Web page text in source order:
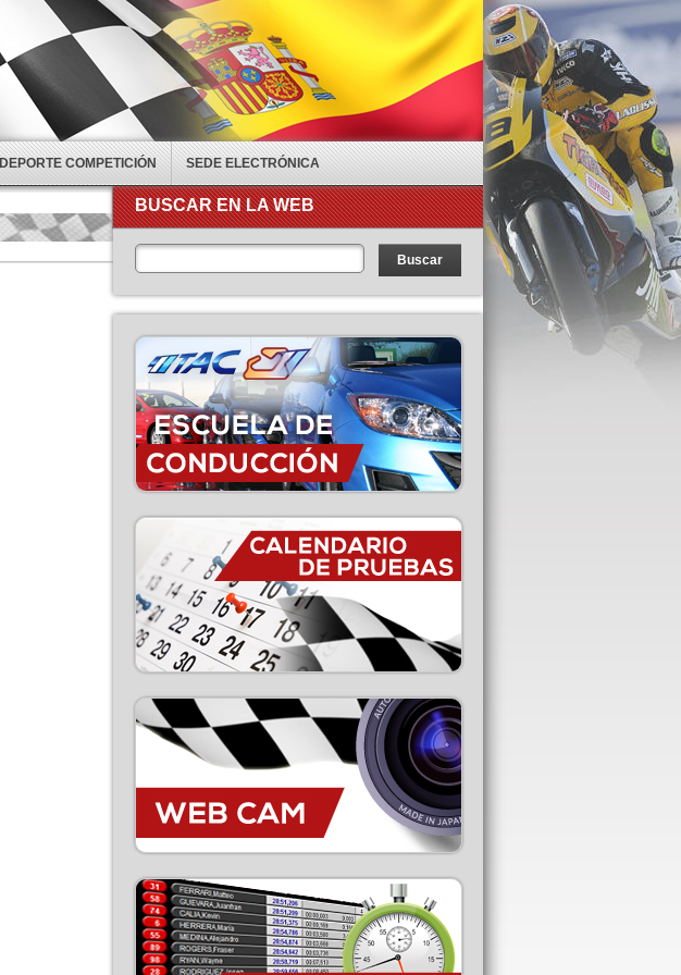
DEPORTE COMPETICIÓN SEDE ELECTRÓNICA
BUSCAR EN LA WEB